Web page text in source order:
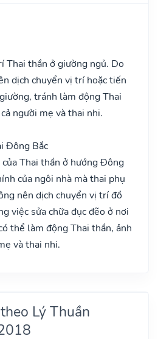
Thai thần ở giường ngủ. Do
dịch chuyển vị trí hoặc tiến
tránh làm động Thai
người mẹ và thai nhi.
Đông Bắc
Thai thần ở hướng Đông
của ngôi nhà mà thai phụ
nên dịch chuyển vị trí đồ
việc sửa chữa đục đẽo ở nơi
thể làm động Thai thần, ảnh
và thai nhi.
Lý Thuần